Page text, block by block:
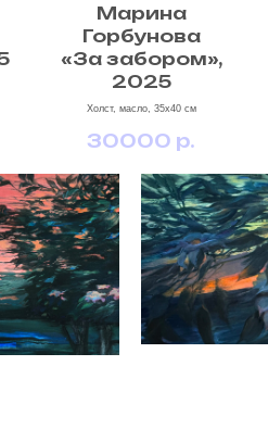
Марина
Горбунова
«За забором»,
2025
Холст, масло, 35х40 см
30000 р.